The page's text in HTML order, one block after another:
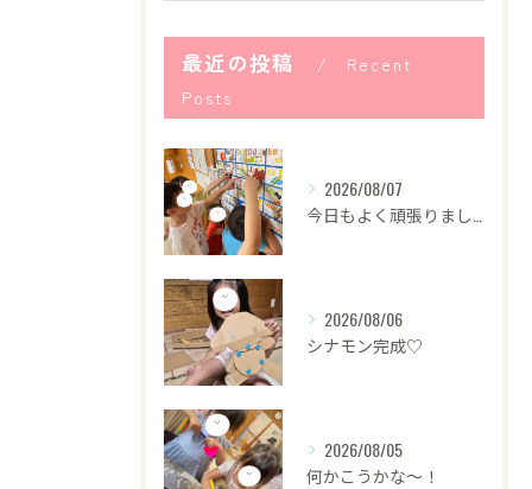
最近の投稿
Recent
Posts
2026/08/07
2026/08/06
シナモン完成♡
2026/08/05
何かこうかな〜！